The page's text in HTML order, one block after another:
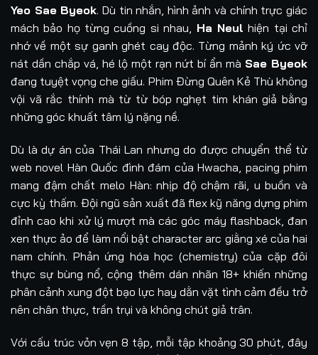
Yeo Sae Byeok. Dù tin nhắn, hình ảnh và chính trực giác
mách bảo họ từng cuồng si nhau, Ha Neul hiện tại chỉ
nhớ về một sự ganh ghét cay độc. Từng mảnh ký ức vỡ
nát dần chắp vá, hé lộ một rạn nứt bí ẩn mà Sae Byeok
đang tuyệt vọng che giấu. Phim Đừng Quên Kẻ Thù không
vội vã rắc thính mà từ từ bóp nghẹt tim khán giả bằng
những góc khuất tâm lý nặng nề.
Dù là dự án của Thái Lan nhưng do được chuyển thể từ
web novel Hàn Quốc đình đám của Hwacha, pacing phim
mang đậm chất melo Hàn: nhịp độ chậm rãi, u buồn và
cực kỳ thấm. Đội ngũ sản xuất đã flex kỹ năng dựng phim
đỉnh cao khi xử lý mượt mà các góc máy flashback, đan
xen thực ảo để làm nổi bật character arc giằng xé của hai
nam chính. Phản ứng hóa học (chemistry) của cặp đôi
thực sự bùng nổ, cộng thêm dán nhãn 18+ khiến những
phân cảnh xung đột bạo lực hay dằn vặt tình cảm đều trở
nên chân thực, trần trụi và không chút giả trân.
Với cấu trúc vỏn vẹn 8 tập, mỗi tập khoảng 30 phút, đây